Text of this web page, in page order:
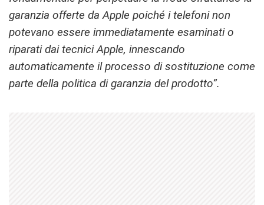
garanzia offerte da Apple poiché i telefoni non
potevano essere immediatamente esaminati o
riparati dai tecnici Apple, innescando
automaticamente il processo di sostituzione come
parte della politica di garanzia del prodotto”.